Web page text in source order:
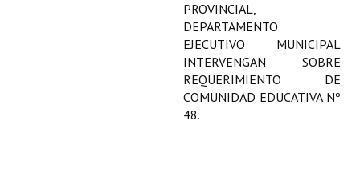
PROVINCIAL,
DEPARTAMENTO
EJECUTIVO MUNICIPAL
INTERVENGAN SOBRE
REQUERIMIENTO DE
COMUNIDAD EDUCATIVA Nº
48.